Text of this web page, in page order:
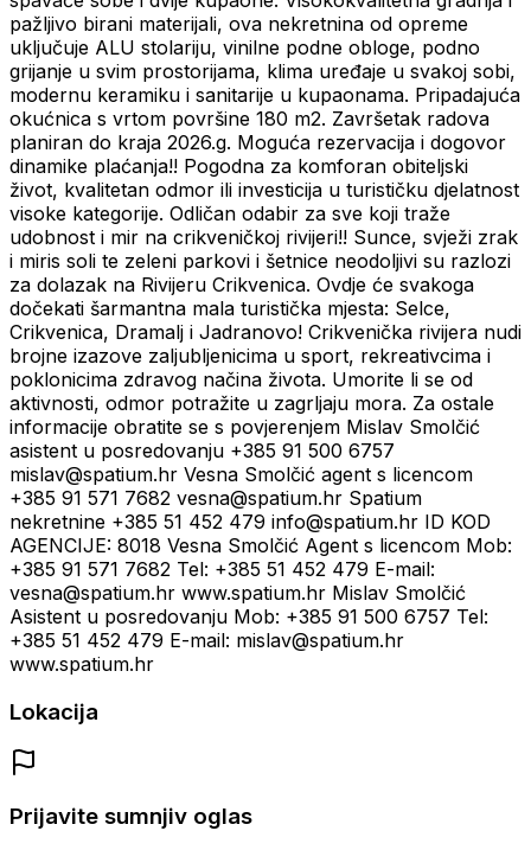
pažljivo birani materijali, ova nekretnina od opreme
uključuje ALU stolariju, vinilne podne obloge, podno
grijanje u svim prostorijama, klima uređaje u svakoj sobi,
modernu keramiku i sanitarije u kupaonama. Pripadajuća
okućnica s vrtom površine 180 m2. Završetak radova
planiran do kraja 2026.g. Moguća rezervacija i dogovor
dinamike plaćanja!! Pogodna za komforan obiteljski
život, kvalitetan odmor ili investicija u turističku djelatnost
visoke kategorije. Odličan odabir za sve koji traže
udobnost i mir na crikveničkoj rivijeri!! Sunce, svježi zrak
i miris soli te zeleni parkovi i šetnice neodoljivi su razlozi
za dolazak na Rivijeru Crikvenica. Ovdje će svakoga
dočekati šarmantna mala turistička mjesta: Selce,
Crikvenica, Dramalj i Jadranovo! Crikvenička rivijera nudi
brojne izazove zaljubljenicima u sport, rekreativcima i
poklonicima zdravog načina života. Umorite li se od
aktivnosti, odmor potražite u zagrljaju mora. Za ostale
informacije obratite se s povjerenjem Mislav Smolčić
asistent u posredovanju +385 91 500 6757
mislav@spatium.hr Vesna Smolčić agent s licencom
+385 91 571 7682 vesna@spatium.hr Spatium
nekretnine +385 51 452 479 info@spatium.hr ID KOD
AGENCIJE: 8018 Vesna Smolčić Agent s licencom Mob:
+385 91 571 7682 Tel: +385 51 452 479 E-mail:
vesna@spatium.hr www.spatium.hr Mislav Smolčić
Asistent u posredovanju Mob: +385 91 500 6757 Tel:
+385 51 452 479 E-mail: mislav@spatium.hr
www.spatium.hr
Lokacija
Prijavite sumnjiv oglas